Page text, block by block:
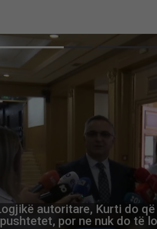
emër për kryetar të
Kulmi i paftyrësisë